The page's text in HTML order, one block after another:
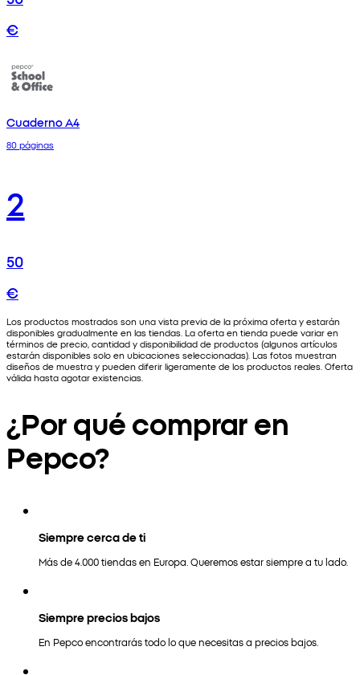
€
Cuaderno A4
80 páginas
2
50
€
Los productos mostrados son una vista previa de la próxima oferta y estarán
disponibles gradualmente en las tiendas. La oferta en tienda puede variar en
términos de precio, cantidad y disponibilidad de productos (algunos artículos
estarán disponibles solo en ubicaciones seleccionadas). Las fotos muestran
diseños de muestra y pueden diferir ligeramente de los productos reales. Oferta
válida hasta agotar existencias.
¿Por qué comprar en
Pepco?
Siempre cerca de ti
Más de 4.000 tiendas en Europa. Queremos estar siempre a tu lado.
Siempre precios bajos
En Pepco encontrarás todo lo que necesitas a precios bajos.